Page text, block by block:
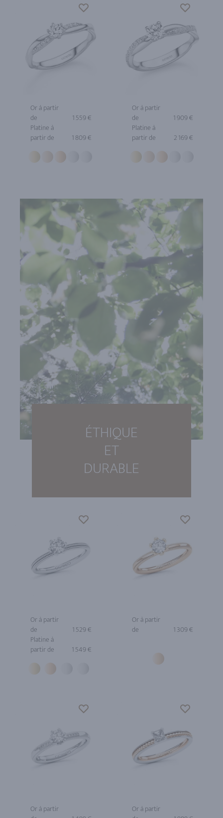
Or à partir
de
1 559 €
Platine à
partir de
1 809 €
Or à partir
de
1 909 €
Platine à
partir de
2 169 €
ÉTHIQUE
ET
DURABLE
Or à partir
de
1 529 €
Platine à
partir de
1 549 €
Or à partir
de
1 309 €
Or à partir
Or à partir